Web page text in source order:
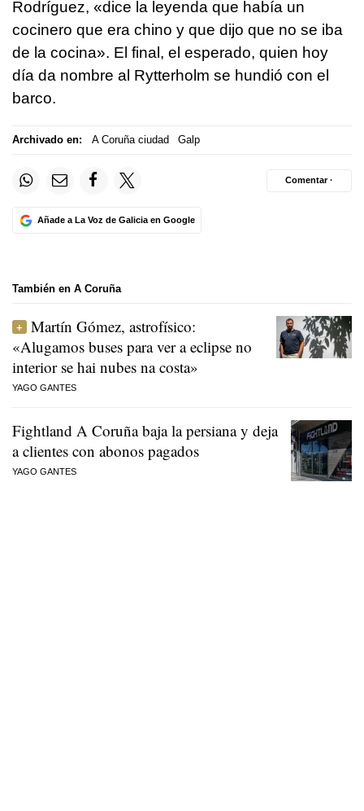
Rodríguez, «dice la leyenda que había un
cocinero que era chino y que dijo que no se iba
de la cocina». El final, el esperado, quien hoy
día da nombre al Rytterholm se hundió con el
barco.
Archivado en: A Coruña ciudad Galp
Añade a La Voz de Galicia en Google
Comentar ·
También en A Coruña
Martín Gómez, astrofísico:
«Alugamos buses para ver a eclipse no
interior se hai nubes na costa»
YAGO GANTES
Fightland A Coruña baja la persiana y deja
a clientes con abonos pagados
YAGO GANTES